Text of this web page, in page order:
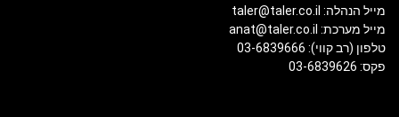
מייל הנהלה: taler@taler.co.il
מייל מערכת: anat@taler.co.il
טלפון (רב קווי): 03-6839666
פקס: 03-6839626